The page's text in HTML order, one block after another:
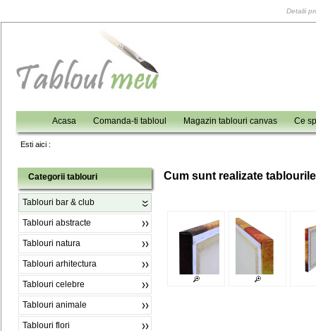
Detalii
Acasa Comanda-ti tabloul Magazin tablouri canvas Ce
Esti aici :
Categorii tablouri
Tablouri bar & club
Tablouri abstracte
Tablouri natura
Tablouri arhitectura
Tablouri celebre
Tablouri animale
Tablouri flori
Cum sunt realizate